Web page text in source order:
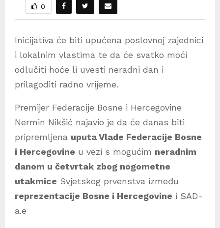
0
Inicijativa će biti upućena poslovnoj zajednici
i lokalnim vlastima te da će svatko moći
odlučiti hoće li uvesti neradni dan i
prilagoditi radno vrijeme.
Premijer Federacije Bosne i Hercegovine
Nermin Nikšić najavio je da će danas biti
pripremljena uputa Vlade Federacije Bosne
i Hercegovine u vezi s mogućim neradnim
danom u četvrtak zbog nogometne
utakmice Svjetskog prvenstva između
reprezentacije Bosne i Hercegovine i SAD-
a.e